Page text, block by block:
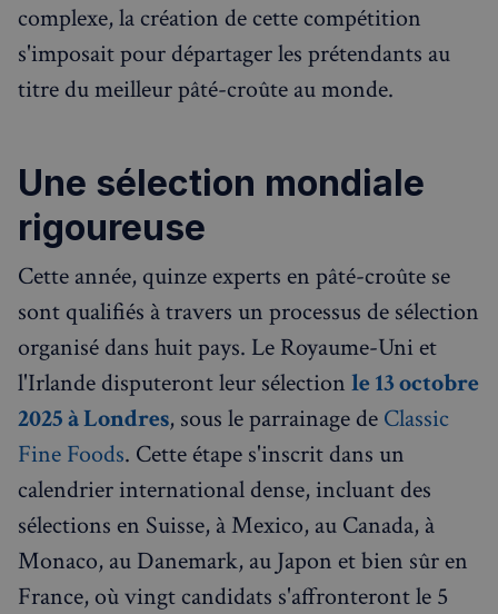
Rechercher dans Français à Londres - Magazine
RECHERCHES POPULAIRES
Annuaire des professionnels
Visites guidées
Événements à venir
complexe, la création de cette compétition
s'imposait pour départager les prétendants au
titre du meilleur pâté-croûte au monde.
Une sélection mondiale
rigoureuse
Cette année, quinze experts en pâté-croûte se
sont qualifiés à travers un processus de sélection
organisé dans huit pays. Le Royaume-Uni et
l'Irlande disputeront leur sélection le 13 octobre
2025 à Londres, sous le parrainage de Classic
Fine Foods. Cette étape s'inscrit dans un
calendrier international dense, incluant des
sélections en Suisse, à Mexico, au Canada, à
Monaco, au Danemark, au Japon et bien sûr en
France, où vingt candidats s'affronteront le 5